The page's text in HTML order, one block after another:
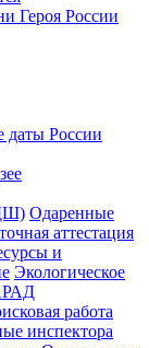
России
даты России
Одаренные
аттестация
и
Экологическое
работа
инспектора